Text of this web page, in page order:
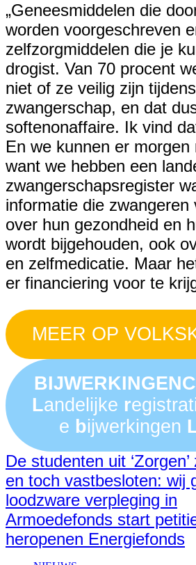
„Geneesmiddelen die
worden voorgeschreven
zelfzorgmiddelen die je
drogist. Van 70 procent
niet of ze veilig zijn
zwangerschap, en dat
softenonaffaire. Ik vind
En we kunnen er morgen
want we hebben een
zwangerschapsregister
informatie die zwangeren
over hun gezondheid en
wordt bijgehouden, ook
en zelfmedicatie. Maar
er financiering voor te
MEER OP
Landelijke r
e bijwerkingen
De studenten uit
en toch vastbesloten: wij
loodzware verpleging in
Armoedefonds start
heropenen Energiefonds